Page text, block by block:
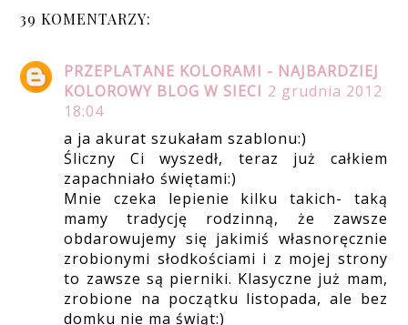
39 KOMENTARZY:
PRZEPLATANE KOLORAMI - NAJBARDZIEJ
KOLOROWY BLOG W SIECI 2 grudnia 2012
18:04
a ja akurat szukałam szablonu:)
Śliczny Ci wyszedł, teraz już całkiem
zapachniało świętami:)
Mnie czeka lepienie kilku takich- taką
mamy tradycję rodzinną, że zawsze
obdarowujemy się jakimiś własnoręcznie
zrobionymi słodkościami i z mojej strony
to zawsze są pierniki. Klasyczne już mam,
zrobione na początku listopada, ale bez
domku nie ma świąt:)